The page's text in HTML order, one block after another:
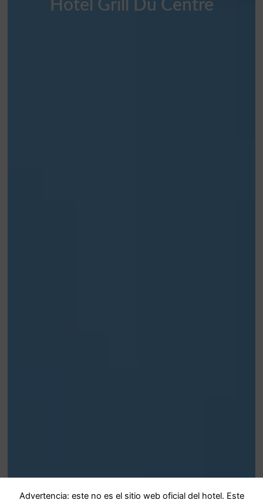
Hotel Grill Du Centre
Advertencia: este no es el sitio web oficial del hotel. Este